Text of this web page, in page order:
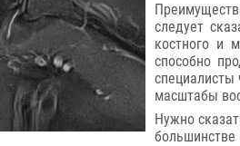
следует
костного и
способно
специалисты
масштабы
Нужно